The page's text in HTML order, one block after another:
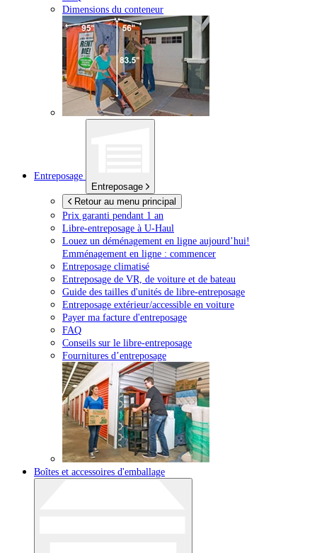
Dimensions du conteneur
Entreposage
Entreposage
Retour au menu principal
Prix garanti pendant 1 an
Libre-entreposage à U-Haul
Louez un déménagement en ligne aujourd’hui!
Emménagement en ligne : commencer
Entreposage climatisé
Entreposage de VR, de voiture et de bateau
Guide des tailles d'unités de libre-entreposage
Entreposage extérieur/accessible en voiture
Payer ma facture d'entreposage
FAQ
Conseils sur le libre-entreposage
Fournitures d’entreposage
Boîtes et accessoires d'emballage